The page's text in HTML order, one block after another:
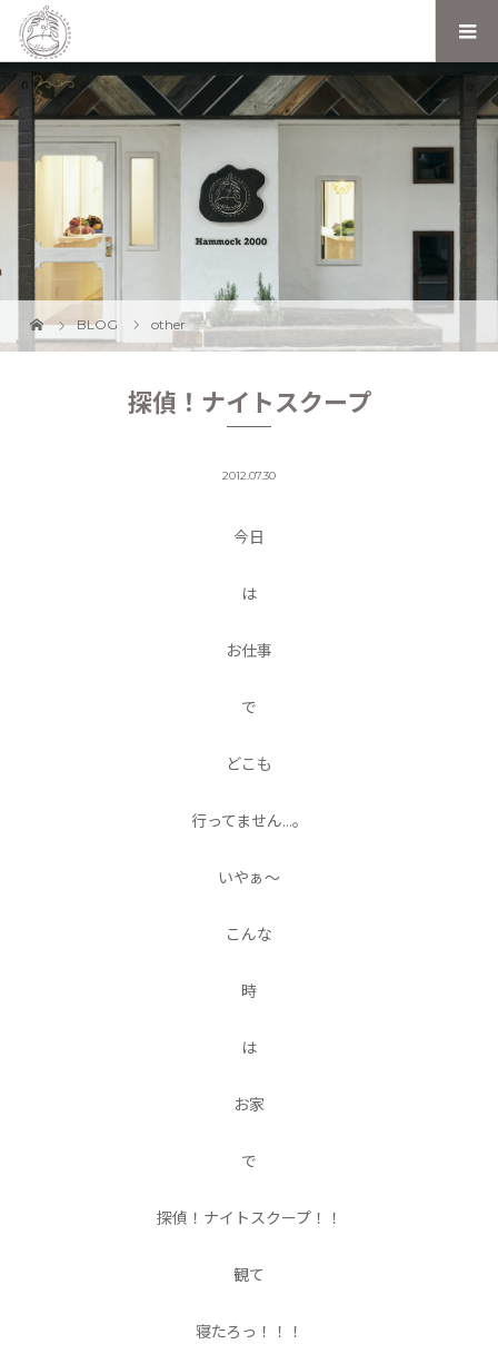
BLOG other
探偵！ナイトスクープ
2012.07.30
今日
は
お仕事
で
どこも
行ってません…。
いやぁ〜
こんな
時
は
お家
で
探偵！ナイトスクープ！！
観て
寝たろっ！！！